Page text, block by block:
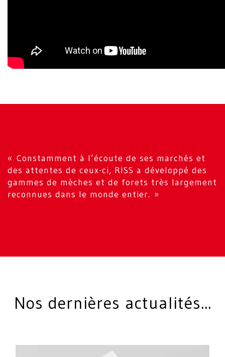
« Constamment à l’écoute de ses marchés et
des attentes de ceux-ci, RISS a développé des
gammes de mèches et de forets très largement
reconnues dans le monde entier. »
Nos dernières actualités...